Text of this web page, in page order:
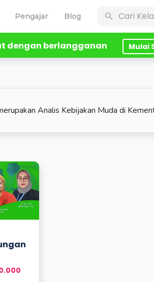
Pengajar Blog
dengan berlangganan Mulai
Analis Kebijakan Muda di